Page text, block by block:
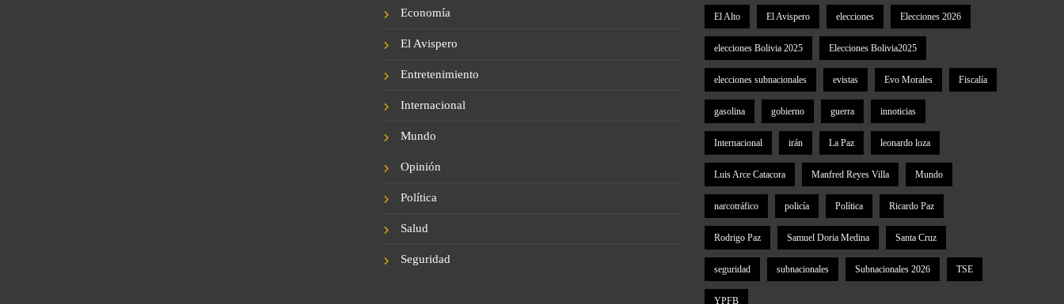
Economía
El Avispero
Entretenimiento
Internacional
Mundo
Opinión
Política
Salud
Seguridad
El Alto El Avispero elecciones Elecciones 2026
elecciones Bolivia 2025 Elecciones Bolivia2025
elecciones subnacionales evistas Evo Morales Fiscalía
gasolina gobierno guerra innoticias
Internacional irán La Paz leonardo loza
Luis Arce Catacora Manfred Reyes Villa Mundo
narcotráfico policía Política Ricardo Paz
Rodrigo Paz Samuel Doria Medina Santa Cruz
seguridad subnacionales Subnacionales 2026 TSE
YPFB